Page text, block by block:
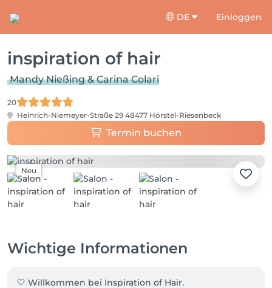
DE Einloggen
inspiration of hair
Mandy Nießing & Carina Colari
20
Heinrich-Niemeyer-Straße 29 48477 Hörstel-Riesenbeck
Termin buchen
Neu
Wichtige Informationen
🤍 Willkommen bei Inspiration of Hair.